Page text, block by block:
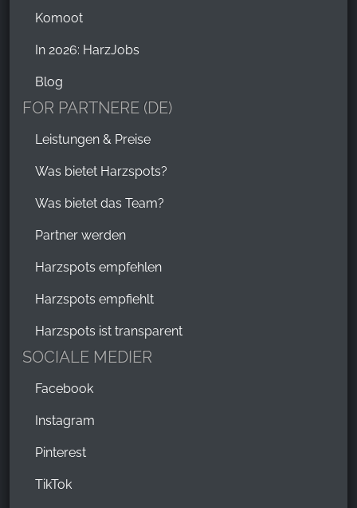
Komoot
In 2026: HarzJobs
Blog
FOR PARTNERE (DE)
Leistungen & Preise
Was bietet Harzspots?
Was bietet das Team?
Partner werden
Harzspots empfehlen
Harzspots empfiehlt
Harzspots ist transparent
SOCIALE MEDIER
Facebook
Instagram
Pinterest
TikTok